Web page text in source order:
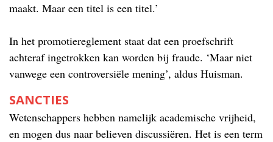
maakt. Maar een titel is een titel.’
In het promotiereglement staat dat een proefschrift
achteraf ingetrokken kan worden bij fraude. ‘Maar niet
vanwege een controversiële mening’, aldus Huisman.
SANCTIES
Wetenschappers hebben namelijk academische vrijheid,
en mogen dus naar believen discussiëren. Het is een term